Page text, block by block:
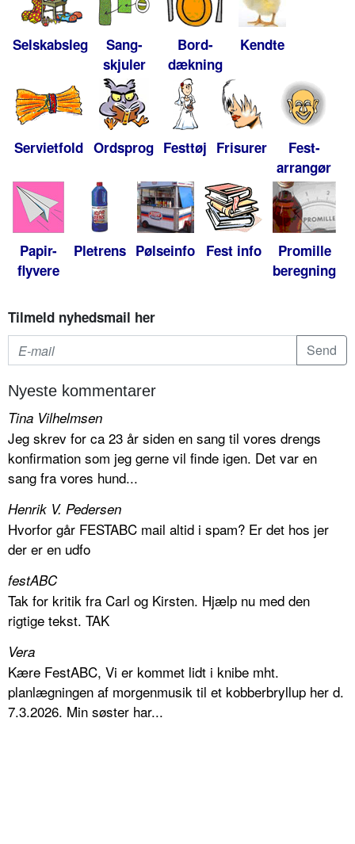
Selskabsleg
Sang-
skjuler
Bord-
dækning
Kendte
Servietfold Ordsprog Festtøj Frisurer
Fest-
arrangør
Papir-
flyvere
Pletrens Pølseinfo Fest info
Promille
beregning
Tilmeld nyhedsmail her
Nyeste kommentarer
Tina Vilhelmsen
Jeg skrev for ca 23 år siden en sang til vores drengs
konfirmation som jeg gerne vil finde igen. Det var en
sang fra vores hund...
Henrik V. Pedersen
Hvorfor går FESTABC mail altid i spam? Er det hos jer
der er en udfo
festABC
Tak for kritik fra Carl og Kirsten. Hjælp nu med den
rigtige tekst. TAK
Vera
Kære FestABC, Vi er kommet lidt i knibe mht.
planlægningen af morgenmusik til et kobberbryllup her d.
7.3.2026. Min søster har...